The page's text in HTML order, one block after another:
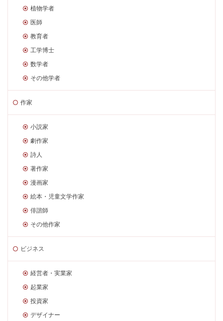
植物学者
医師
教育者
工学博士
数学者
その他学者
作家
小説家
劇作家
詩人
著作家
漫画家
絵本・児童文学作家
俳諧師
その他作家
ビジネス
経営者・実業家
起業家
投資家
デザイナー